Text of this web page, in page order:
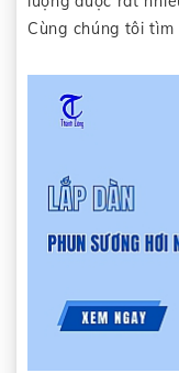
Cùng chúng tôi tìm